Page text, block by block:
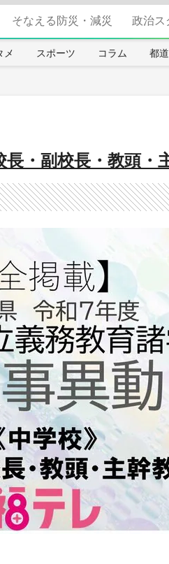
そなえる防災・減災 政治ス
メ スポーツ コラム 都
長・副校長・教頭・